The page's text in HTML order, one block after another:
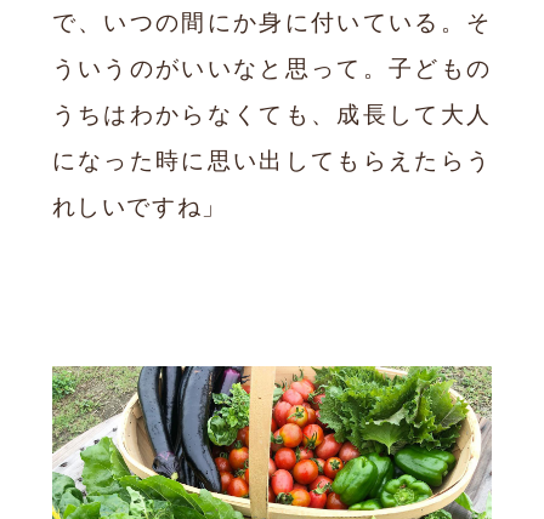
で、いつの間にか身に付いている。そ
ういうのがいいなと思って。子どもの
うちはわからなくても、成長して大人
になった時に思い出してもらえたらう
れしいですね」